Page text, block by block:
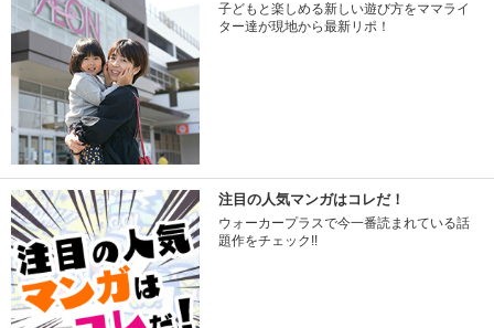
子どもと楽しめる新しい遊び方をママライ
ター達が現地から最新リポ！
注目の人気マンガはコレだ！
ウォーカープラスで今一番読まれている話
題作をチェック!!